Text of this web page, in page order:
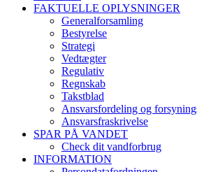
FAKTUELLE OPLYSNINGER
Generalforsamling
Bestyrelse
Strategi
Vedtægter
Regulativ
Regnskab
Takstblad
Ansvarsfordeling og
Ansvarsfraskrivelse
SPAR PÅ VANDET
Check dit vandforbrug
INFORMATION